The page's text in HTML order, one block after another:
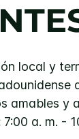
local y
amables y
7:00 a. m. -